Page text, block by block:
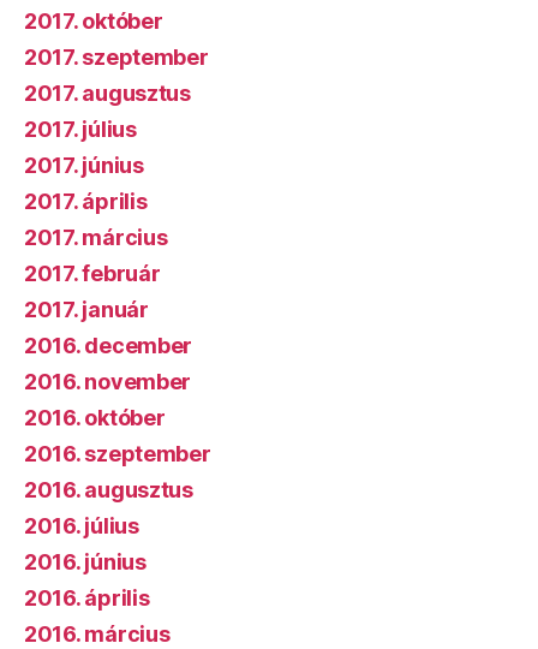
2017. október
2017. szeptember
2017. augusztus
2017. július
2017. június
2017. április
2017. március
2017. február
2017. január
2016. december
2016. november
2016. október
2016. szeptember
2016. augusztus
2016. július
2016. június
2016. április
2016. március